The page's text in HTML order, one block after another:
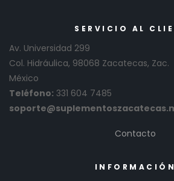
SERVICIO AL
Av. Universidad 299
Col. Hidráulica, 98068 Zacatecas, Zac.
México
Teléfono: 331 604 7485
Contacto
INFORMACIÓN